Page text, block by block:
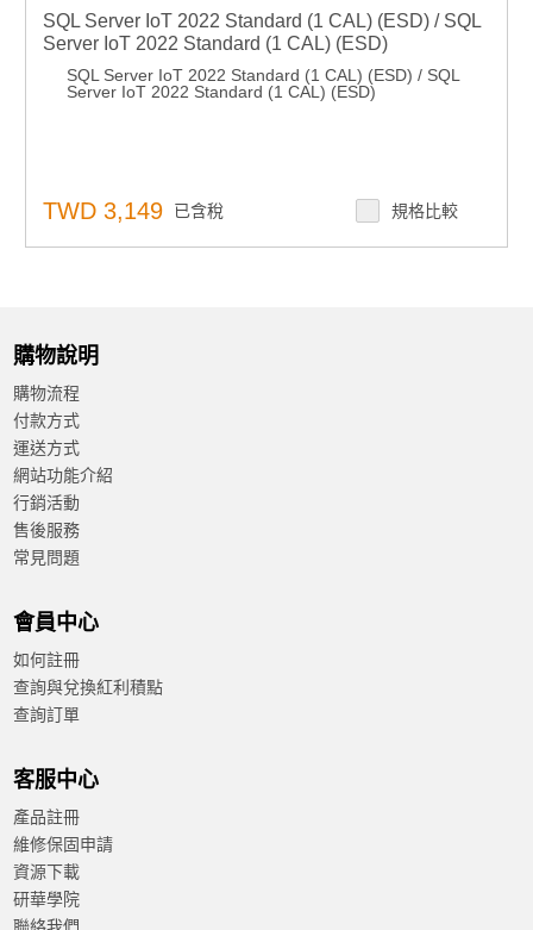
SQL Server IoT 2022 Standard (1 CAL) (ESD) / SQL
Server IoT 2022 Standard (1 CAL) (ESD)
SQL Server IoT 2022 Standard (1 CAL) (ESD) / SQL
Server IoT 2022 Standard (1 CAL) (ESD)
TWD 3,149 已含稅 規格比較
購物說明
購物流程
付款方式
運送方式
網站功能介紹
行銷活動
售後服務
常見問題
會員中心
如何註冊
查詢與兌換紅利積點
查詢訂單
客服中心
產品註冊
維修保固申請
資源下載
研華學院